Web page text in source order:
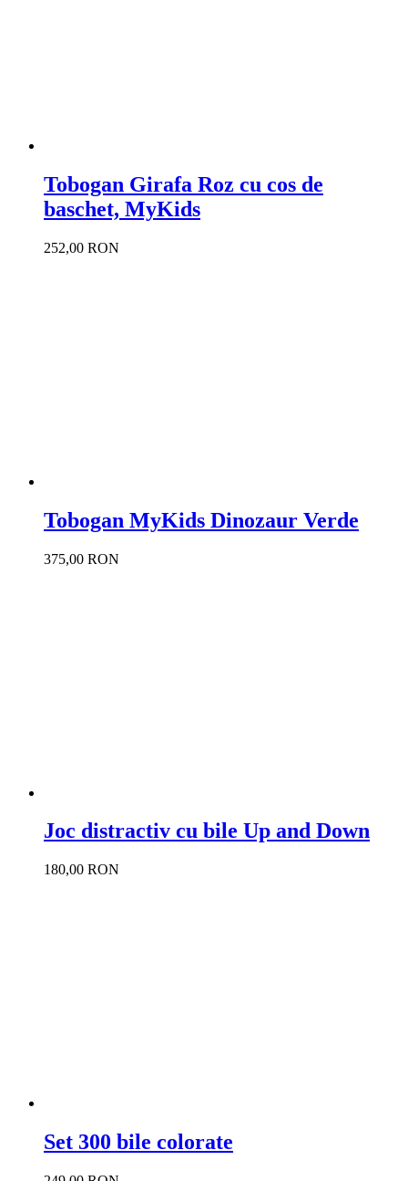
Tobogan Girafa Roz cu cos de
baschet, MyKids
252,00 RON
Tobogan MyKids Dinozaur Verde
375,00 RON
Joc distractiv cu bile Up and Down
180,00 RON
Set 300 bile colorate